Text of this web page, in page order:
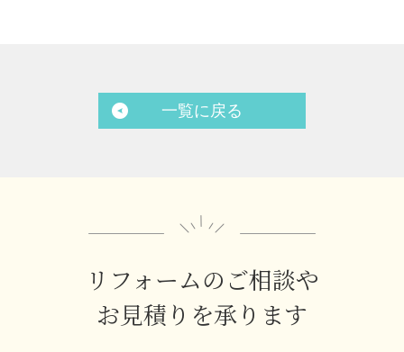
一覧に戻る
リフォームのご相談や
お見積りを承ります